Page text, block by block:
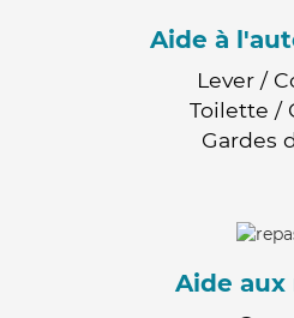
Aide à
Lever /
Toilette /
Gardes
Aide aux